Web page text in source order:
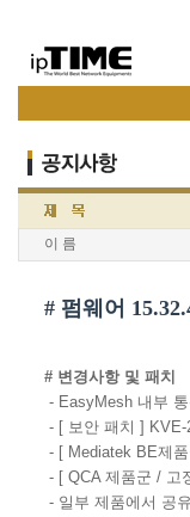
이 름
# 펌웨어
# 변경사항 및 패치
- EasyMesh 내부
- [ 보안 패치 ] KVE-
- [ Mediatek BE제
- [ QCA 제품군 / 고
- 일부 제품에서 공